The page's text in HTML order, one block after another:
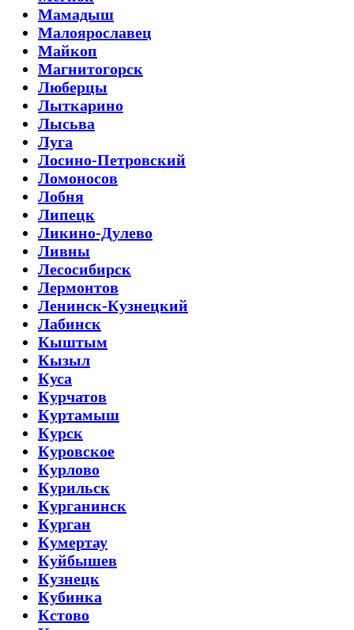
Мамадыш
Малоярославец
Майкоп
Магнитогорск
Люберцы
Лыткарино
Лысьва
Луга
Лосино-Петровский
Ломоносов
Лобня
Липецк
Ликино-Дулево
Ливны
Лесосибирск
Лермонтов
Ленинск-Кузнецкий
Лабинск
Кыштым
Кызыл
Куса
Курчатов
Куртамыш
Курск
Куровское
Курлово
Курильск
Курганинск
Курган
Кумертау
Куйбышев
Кузнецк
Кубинка
Кстово